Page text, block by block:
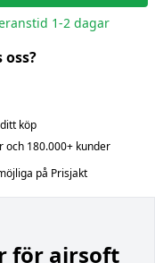
1-2 dagar
köp
och 180.000+ kunder
på Prisjakt
för airsoft